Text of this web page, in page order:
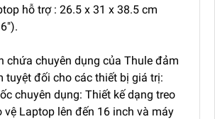
hỗ trợ : 26.5 x 31 x 38.5 cm
chứa chuyên dụng của Thule đảm
tuyệt đối cho các thiết bị giá trị:
chuyên dụng: Thiết kế dạng treo
vệ Laptop lên đến 16 inch và máy